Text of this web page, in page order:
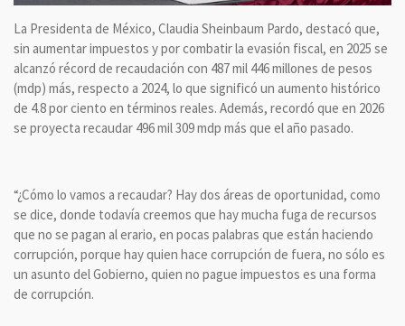
La Presidenta de México, Claudia Sheinbaum Pardo, destacó que,
sin aumentar impuestos y por combatir la evasión fiscal, en 2025 se
alcanzó récord de recaudación con 487 mil 446 millones de pesos
(mdp) más, respecto a 2024, lo que significó un aumento histórico
de 4.8 por ciento en términos reales. Además, recordó que en 2026
se proyecta recaudar 496 mil 309 mdp más que el año pasado.
“¿Cómo lo vamos a recaudar? Hay dos áreas de oportunidad, como
se dice, donde todavía creemos que hay mucha fuga de recursos
que no se pagan al erario, en pocas palabras que están haciendo
corrupción, porque hay quien hace corrupción de fuera, no sólo es
un asunto del Gobierno, quien no pague impuestos es una forma
de corrupción.